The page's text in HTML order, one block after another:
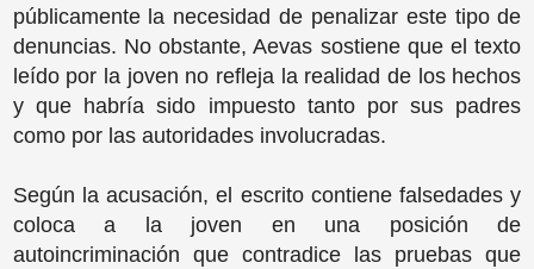
públicamente la necesidad de penalizar este tipo de
denuncias. No obstante, Aevas sostiene que el texto
leído por la joven no refleja la realidad de los hechos
y que habría sido impuesto tanto por sus padres
como por las autoridades involucradas.
Según la acusación, el escrito contiene falsedades y
coloca a la joven en una posición de
autoincriminación que contradice las pruebas que